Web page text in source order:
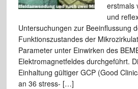
erstmals
und
Untersuchungen zur Beeinflussung
Funktionszustandes der
Parameter unter Einwirken des
Elektromagnetfeldes durchgeführt.
Einhaltung gültiger GCP (Good
an 36 stress- […]